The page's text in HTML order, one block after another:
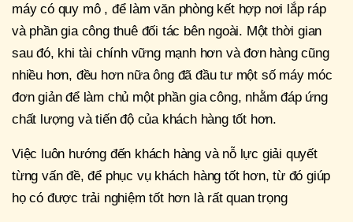
máy có quy mô , để làm văn phòng kết hợp nơi lắp ráp
và phần gia công thuê đối tác bên ngoài. Một thời gian
sau đó, khi tài chính vững mạnh hơn và đơn hàng cũng
nhiều hơn, đều hơn nữa ông đã đầu tư một số máy móc
đơn giản để làm chủ một phần gia công, nhằm đáp ứng
chất lượng và tiến độ của khách hàng tốt hơn.
Việc luôn hướng đến khách hàng và nỗ lực giải quyết
từng vấn đề, để phục vụ khách hàng tốt hơn, từ đó giúp
họ có được trải nghiệm tốt hơn là rất quan trọng